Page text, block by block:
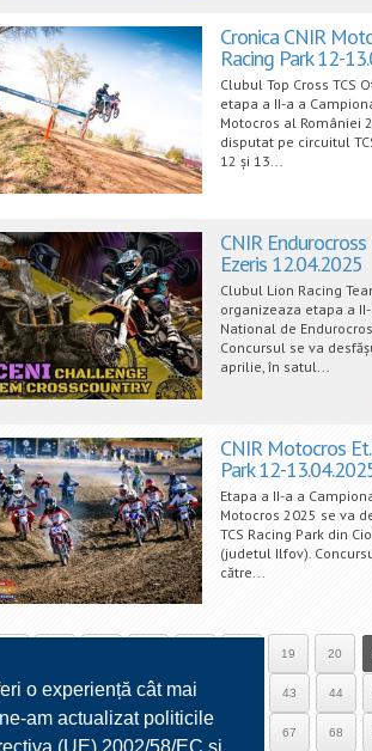
o experiență cât mai
am actualizat politicile
Cronica CNIR
Racing Park 12-
Clubul Top Cross TCS
etapa a II-a a
Motocros al României
disputat pe circuitul
12 și 13...
CNIR Endurocross
Ezeris 12.04.2025
Clubul Lion Racing
organizeaza etapa a
National de
Concursul se va
aprilie, în satul...
CNIR Motocros
Park 12-
Etapa a II-a a
Motocros 2025 se va
TCS Racing Park din
(judetul Ilfov).
către...
19 20
37 38 39 40 41 43 44
64 67 68